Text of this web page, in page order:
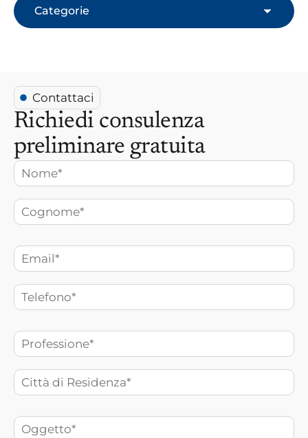
Categorie
Contattaci
Richiedi consulenza
preliminare gratuita